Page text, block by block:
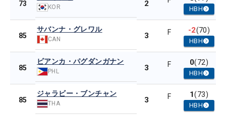
73 KOR 2
HBH
85
サバンナ・グレワル
CAN 3 F -2(70)
HBH
85
ビアンカ・パグダンガナン
PHL 3 F 0(72)
HBH
85
ジャラビー・ブンチャン
THA 3 F 1(73)
HBH